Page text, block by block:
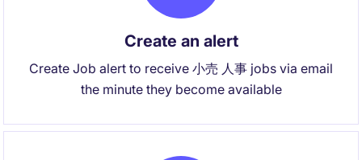
Create an alert
Create Job alert to receive 小売 人事 jobs via email
the minute they become available